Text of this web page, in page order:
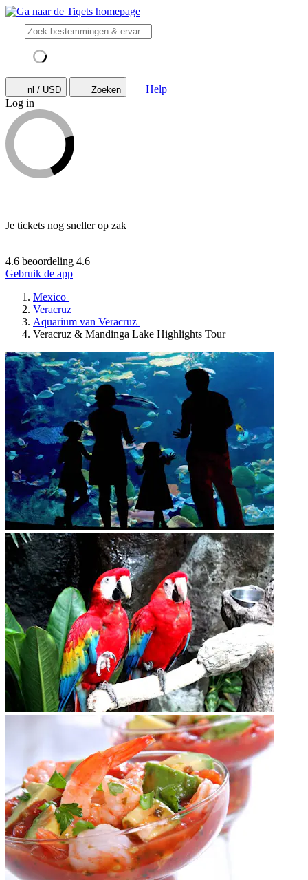
nl / USD Zoeken
Help
Log in
Je tickets nog sneller op zak
4.6 beoordeling 4.6
Gebruik de app
Mexico
Veracruz
Aquarium van Veracruz
Veracruz & Mandinga Lake Highlights Tour